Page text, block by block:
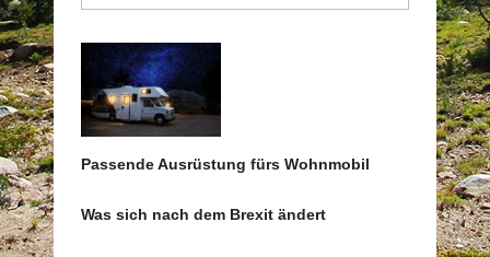
Passende Ausrüstung fürs Wohnmobil
Was sich nach dem Brexit ändert